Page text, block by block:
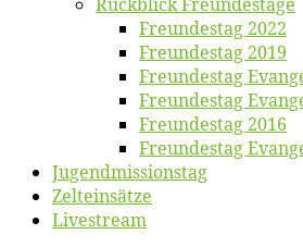
Freun­des­tag 2022
Freun­des­tag 2019
Freun­des­tag
Freun­des­tag
Freun­des­tag 2016
Freun­des­tag
Jugend­mis­sions­tag
Zelt­ein­sät­ze
Live­stream